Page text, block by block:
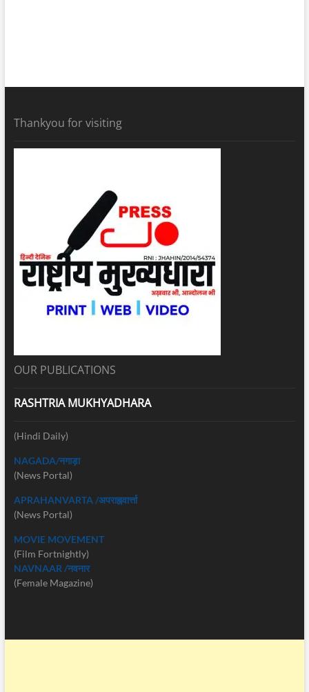
Thankyou for visiting
OUR PUBLICATIONS
RASHTRIA MUKHYADHARA
(Hindi Daily)
NAGADA/नगाड़ा
(News Portal)
APRAHANVARTA /अपराह्नवार्त्ता
(News Portal)
MOVIE MOVEMENT
(Film Fortnightly)
NAVNAAR /नवनार
(Female Magazine)